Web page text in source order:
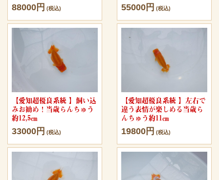
88000円 (税込) 55000円 (税込)
【愛知超優良系統 】飼い込
みお勧め！当歳らんちゅう
約12,5㎝
33000円 (税込)
【愛知超優良系統 】左右で
違う表情が楽しめる当歳ら
んちゅう約11㎝
19800円 (税込)